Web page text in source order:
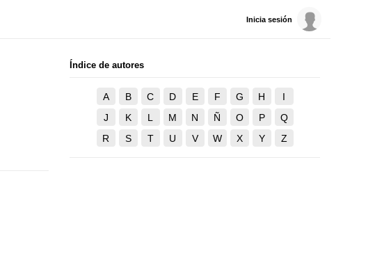
Inicia sesión
Índice de autores
A B C D E F G H
I
J
K L M N Ñ O P
Q
R
S T U V W X Y Z